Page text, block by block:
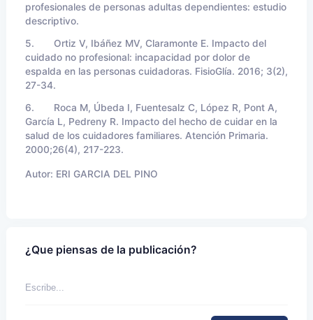
profesionales de personas adultas dependientes: estudio
descriptivo.
5. Ortiz V, Ibáñez MV, Claramonte E. Impacto del
cuidado no profesional: incapacidad por dolor de
espalda en las personas cuidadoras. FisioGlía. 2016; 3(2),
27-34.
6. Roca M, Úbeda I, Fuentesalz C, López R, Pont A,
García L, Pedreny R. Impacto del hecho de cuidar en la
salud de los cuidadores familiares. Atención Primaria.
2000;26(4), 217-223.
Autor: ERI GARCIA DEL PINO
¿Que piensas de la publicación?